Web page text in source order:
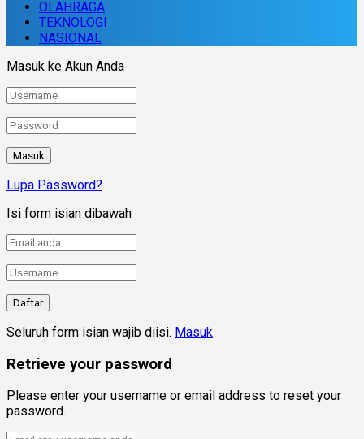
OLAHRAGA
TEKNOLOGI
NASIONAL
Masuk ke Akun Anda
Lupa Password?
Isi form isian dibawah
Seluruh form isian wajib diisi. Masuk
Retrieve your password
Please enter your username or email address to reset your
password.